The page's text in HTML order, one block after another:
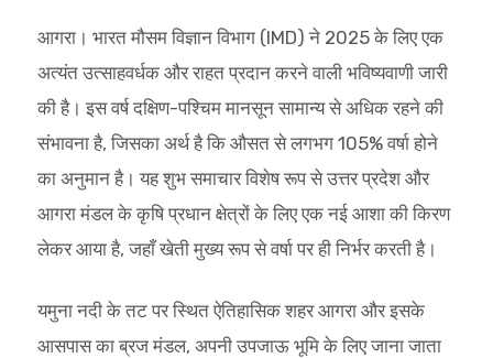
आगरा। भारत मौसम विज्ञान विभाग (IMD) ने 2025 के लिए एक
अत्यंत उत्साहवर्धक और राहत प्रदान करने वाली भविष्यवाणी जारी
की है। इस वर्ष दक्षिण-पश्चिम मानसून सामान्य से अधिक रहने की
संभावना है, जिसका अर्थ है कि औसत से लगभग 105% वर्षा होने
का अनुमान है। यह शुभ समाचार विशेष रूप से उत्तर प्रदेश और
आगरा मंडल के कृषि प्रधान क्षेत्रों के लिए एक नई आशा की किरण
लेकर आया है, जहाँ खेती मुख्य रूप से वर्षा पर ही निर्भर करती है।
यमुना नदी के तट पर स्थित ऐतिहासिक शहर आगरा और इसके
आसपास का ब्रज मंडल, अपनी उपजाऊ भूमि के लिए जाना जाता